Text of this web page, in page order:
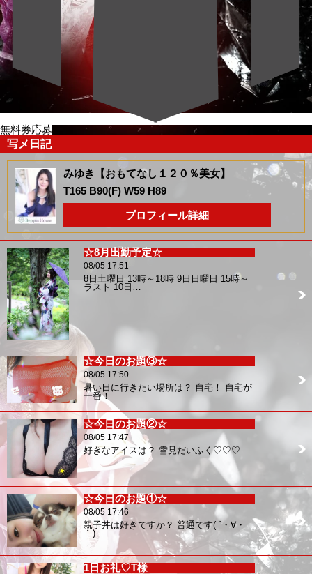
無料券応募
写メ日記
みゆき【おもてなし１２０％美女】
T165 B90(F) W59 H89
プロフィール詳細
☆8月出勤予定☆
08/05 17:51
8日土曜日 13時～18時 9日日曜日 15時～
ラスト 10日…
☆今日のお題③☆
08/05 17:50
暑い日に行きたい場所は？ 自宅！ 自宅が
一番！
☆今日のお題②☆
08/05 17:47
好きなアイスは？ 雪見だいふく♡♡♡
☆今日のお題①☆
08/05 17:46
親子丼は好きですか？ 普通です( ´・∀・
｀)
1日お礼♡T様